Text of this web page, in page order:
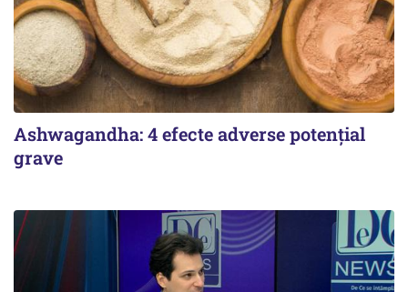
Ashwagandha: 4 efecte adverse potențial
grave